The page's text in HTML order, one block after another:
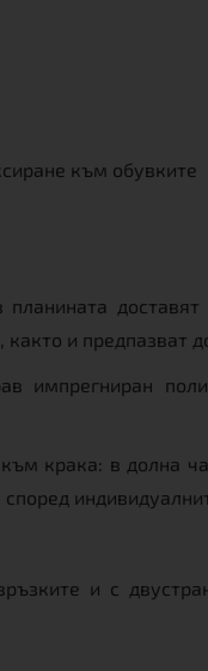
към обувките
и предпазват
крака: в долна
и с